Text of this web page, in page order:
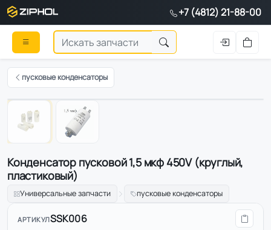
+7 (4812) 21-88-00
пусковые конденсаторы
Конденсатор пусковой 1,5 мкф 450V (круглый,
пластиковый)
Универсальные запчасти пусковые конденсаторы
АРТИКУЛSSK006